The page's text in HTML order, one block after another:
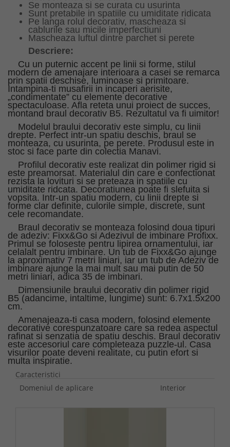
Se monteaza si se curata cu usurinta
Sunt pretabile in spatiile cu umiditate ridicata
Pe langa rolul decorativ, mascheaza si
cablurile sau micile imperfectiuni
Mascheaza luftul dintre parchet si perete
Descriere:
Cu un puternic accent pe linii si forme, stilul
modern de amenajare interioara a casei se remarca
prin spatii deschise, luminoase si primitoare.
Intampina-ti musafirii in incaperi aerisite,
„condimentate” cu elemente decorative
spectaculoase. Afla reteta unui proiect de succes,
montand braul decorativ B5. Rezultatul va fi uimitor!
Modelul braului decorativ este simplu, cu linii
drepte. Perfect intr-un spatiu deschis, braul se
monteaza, cu usurinta, pe perete. Produsul este in
stoc si face parte din colectia Manavi.
Profilul decorativ este realizat din polimer rigid si
este preamorsat. Materialul din care e confectionat
rezista la lovituri si se preteaza in spatiile cu
umiditate ridcata. Decoratiunea poate fi slefuita si
vopsita. Intr-un spatiu modern, cu linii drepte si
forme clar definite, culorile simple, discrete, sunt
cele recomandate.
Braul decorativ se monteaza folosind doua tipuri
de adeziv: Fixx&Go si Adezivul de imbinare Profixx.
Primul se foloseste pentru lipirea ornamentului, iar
celalalt pentru imbinare. Un tub de Fixx&Go ajunge
la aproximativ 7 metri liniari, iar un tub de Adeziv de
imbinare ajunge la mai mult sau mai putin de 50
metri liniari, adica 35 de imbinari.
Dimensiunile braului decorativ din polimer rigid
B5 (adancime, intaltime, lungime) sunt: 6.7x1.5x200
cm.
Amenajeaza-ti casa modern, folosind elemente
decorative corespunzatoare care sa redea aspectul
rafinat si senzatia de spatiu deschis. Braul decorativ
este accesoriul care completeaza puzzle-ul. Casa
visurilor poate deveni realitate, cu putin efort si
multa inspiratie.
Caracteristici
Domeniul de aplicare
Interior